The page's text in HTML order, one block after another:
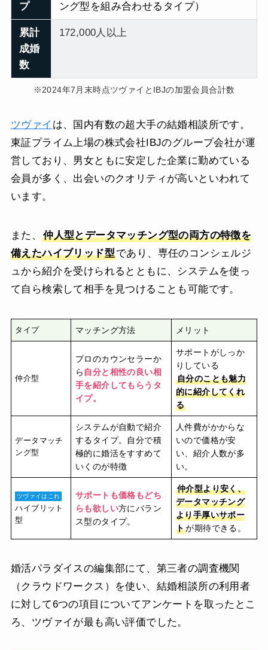
プ
ング型を組み合わせるタイプ）
累計
成婚
数
172,000人以上
※2024年7月末時点ツヴァイとIBJの加盟会員合計数
ツヴァイ は、国内有数の超大手の結婚相談所です。
東証プライム上場の株式会社IBJのグループ会社が運
営しており、男女ともに安定した企業に勤めている
会員が多く、出会いのクオリティが高いといわれて
います。
また、仲人型とデータマッチング型の両方の特徴を
備えたハイブリッド型であり、専任のコンシェルジ
ュから紹介を受けられるとともに、システムを使っ
て自ら検索して相手を見つけることも可能です。
タイプ マッチング方法 メリット
仲介型
プロのカウンセラーか
ら 自分と相性の良い相
手を紹介してもらうタ
イプ。
サポートがしっか
りしている
自分のことも魅力
的に紹介してくれ
る
データマッチ
ング型
システムが自動で紹介
するタイプ。自分で積
極的に婚活をすすめて
いくのが特徴
人件費がかからな
いので価格が安
い、紹介人数が多
い。
ツヴァイはこれ
ハイブリット
型
サポートも価格もどち
らも欲しい方にバラン
ス型のタイプ。
仲介型より安く、
データマッチング
より手厚いサポー
トが期待できる。
婚活パラダイスの編集部にて、第三者の調査機関
（クラウドワークス）を使い、結婚相談所の利用者
に対して6つの項目についてアンケートを取ったとこ
ろ、ツヴァイが最も高い評価でした。